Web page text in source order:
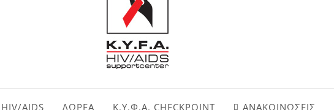
HIV/AIDS ΔΩΡΕΑ Κ.Υ.Φ.Α. CHECKPOINT ΑΝΑΚΟΙΝΩΣΕΙΣ